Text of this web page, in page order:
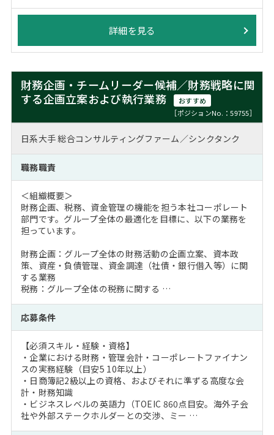
詳細を見る
財務企画・チームリーダー候補／財務戦略に関
する企画立案および執行業務
おすすめ
［ポジションNo.：59755］
日系大手 総合コンサルティングファーム／シンクタンク
職務職責
＜組織概要＞
財務企画、税務、資金管理の機能を担う本社コーポレート
部門です。グループ全体の最適化を目標に、以下の業務を
担っています。
財務企画：グループ全体の財務活動の企画立案、資本政
策、資産・負債管理、資金調達（社債・銀行借入等）に関
する業務
税務：グループ全体の税務に関する …
応募条件
【必須スキル・経験・資格】
・企業における財務・管理会計・コーポレートファイナン
スの実務経験（目安5 10年以上）
・日商簿記2級以上の資格、およびそれに準ずる高度な会
計・財務知識
・ビジネスレベルの英語力（TOEIC 860点目安。海外子会
社や外部ステークホルダーとの交渉、ミー …